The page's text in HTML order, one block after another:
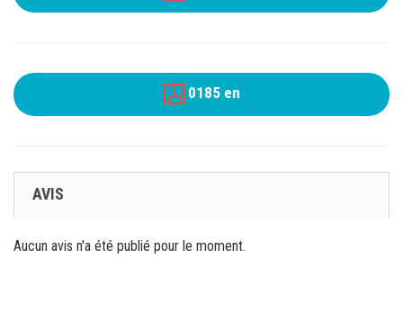
0185 en
AVIS
Aucun avis n'a été publié pour le moment.